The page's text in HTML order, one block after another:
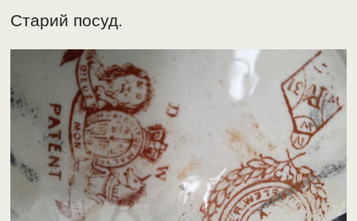
Старий посуд.